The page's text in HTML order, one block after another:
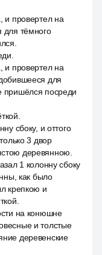
и провертел на
для тёмного
и провертел на
для
пришёлся посреди
сбоку, и оттого
3 двор
деревянною.
1 колонну сбоку
как было
крепкою и
на конюшне
и толстые
деревенские